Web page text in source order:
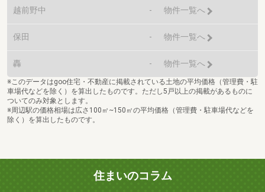
越前野中 - 物件一覧へ
保田 - 物件一覧へ
轟 - 物件一覧へ
※このデータはgoo住宅・不動産に掲載されている土地の平均価格（管理費・駐
車場代などを除く）を算出したものです。ただし5戸以上の掲載があるものに
ついてのみ対象とします。
※周辺駅の価格相場は広さ100㎡~150㎡の平均価格（管理費・駐車場代などを
除く）を算出したものです。
住まいのコラム